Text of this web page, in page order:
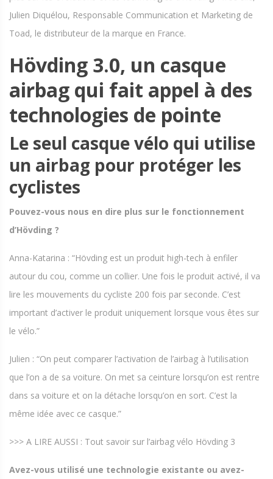
Julien Diquélou, Responsable Communication et Marketing de
Toad, le distributeur de la marque en France.
Hövding 3.0, un casque
airbag qui fait appel à des
technologies de pointe
Le seul casque vélo qui utilise
un airbag pour protéger les
cyclistes
Pouvez-vous nous en dire plus sur le fonctionnement
d’Hövding ?
Anna-Katarina : “Hövding est un produit high-tech à enfiler
autour du cou, comme un collier. Une fois le produit activé, il va
lire les mouvements du cycliste 200 fois par seconde. C’est
important d’activer le produit uniquement lorsque vous êtes sur
le vélo.”
Julien : “On peut comparer l’activation de l’airbag à l’utilisation
que l’on a de sa voiture. On met sa ceinture lorsqu’on est rentre
dans sa voiture et on la détache lorsqu’on en sort. C’est la
même idée avec ce casque.”
>>> A LIRE AUSSI : Tout savoir sur l’airbag vélo Hövding 3
Avez-vous utilisé une technologie existante ou avez-